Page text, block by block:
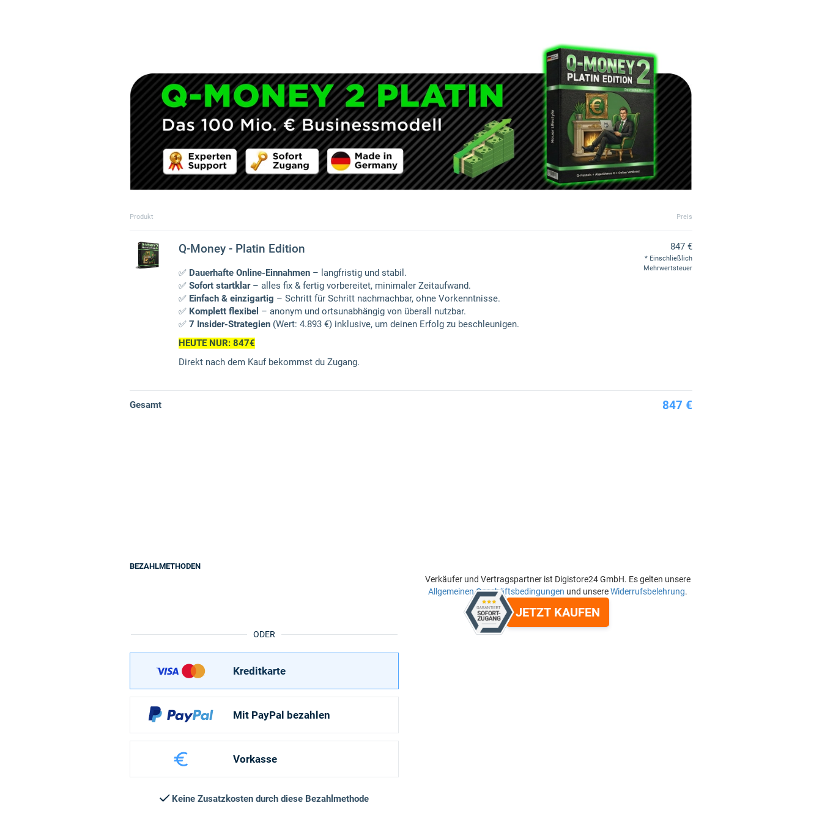
Produkt Preis
Q-Money - Platin Edition
✅ Dauerhafte Online-Einnahmen – langfristig und stabil.
✅ Sofort startklar– alles fix & fertig vorbereitet, minimaler Zeitaufwand.
✅ Einfach & einzigartig – Schritt für Schritt nachmachbar, ohne Vorkenntnisse.
✅ Komplett flexibel – anonym und ortsunabhängig von überall nutzbar.
✅ 7 Insider-Strategien (Wert: 4.893 €) inklusive, um deinen Erfolg zu beschleunigen.
HEUTE NUR: 847€
Direkt nach dem Kauf bekommst du Zugang.
847 €
Einschließlich
Mehrwertsteuer
Gesamt 847 €
ODER
BEZAHLMETHODEN
Kreditkarte
Mit PayPal bezahlen
Vorkasse
Keine Zusatzkosten durch diese Bezahlmethode
Verkäufer und Vertragspartner ist Digistore24 GmbH. Es gelten unsere
Allgemeinen Geschäftsbedingungen und unsereWiderrufsbelehrung.
JETZT KAUFEN